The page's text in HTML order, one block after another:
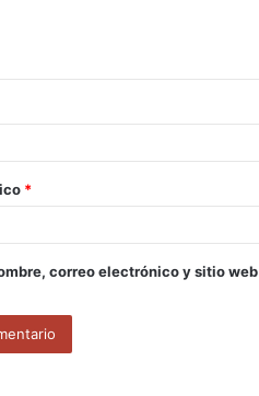
*
correo electrónico y sitio